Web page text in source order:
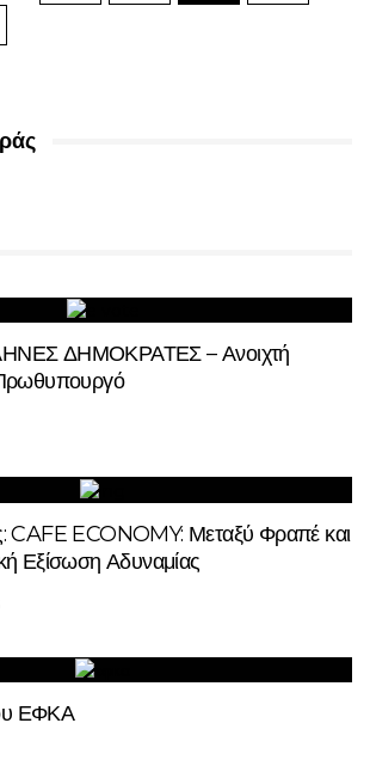
ΔΗΜΟΚΡΑΤΕΣ – Ανοιχτή
CAFE ECONOMY: Μεταξύ Φραπέ και
Εξίσωση Αδυναμίας
ΕΦΚΑ